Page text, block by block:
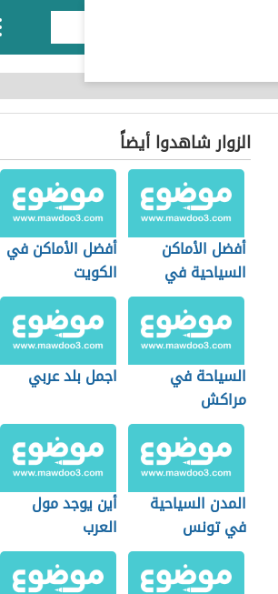
الزوار شاهدوا أيضاً
أفضل الأماكن
السياحية في
القاهرة
أفضل الأماكن في
الكويت
السياحة في
مراكش
اجمل بلد عربي
المدن السياحية
في تونس
أين يوجد مول
العرب